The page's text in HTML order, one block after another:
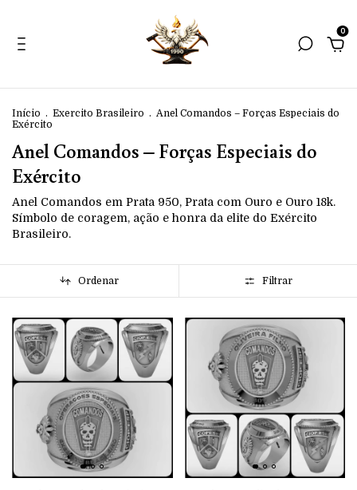
0
Início . Exercito Brasileiro . Anel Comandos – Forças Especiais do
Exército
Anel Comandos – Forças Especiais do
Exército
Anel Comandos em Prata 950, Prata com Ouro e Ouro 18k.
Símbolo de coragem, ação e honra da elite do Exército
Brasileiro.
Ordenar Filtrar